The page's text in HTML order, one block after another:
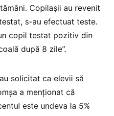
Copilașii au revenit
s-au efectuat teste.
copil testat pozitiv din
după 8 zile”.
solicitat ca elevii să
a menționat că
este undeva la 5%